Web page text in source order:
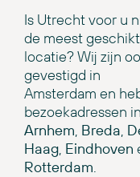
Is Utrecht voor u
de meest
locatie? Wij zijn
gevestigd in
Amsterdam en
bezoekadressen in
Arnhem, Breda,
Haag, Eindhoven
Rotterdam.